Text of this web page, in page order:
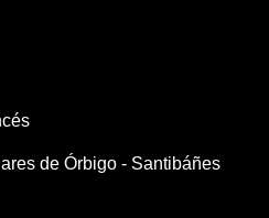
de Órbigo - Santibáñes